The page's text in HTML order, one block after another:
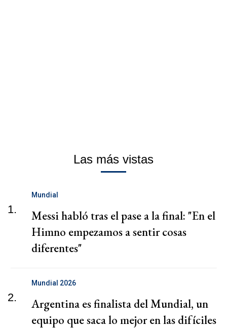
Las más vistas
1.
Mundial
Messi habló tras el pase a la final: "En el
Himno empezamos a sentir cosas
diferentes"
2.
Mundial 2026
Argentina es finalista del Mundial, un
equipo que saca lo mejor en las difíciles